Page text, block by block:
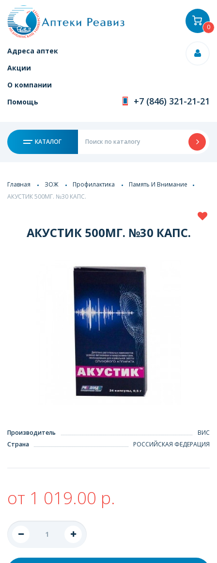
Адреса аптек
Акции
О компании
Помощь
+7 (846) 321-21-21
КАТАЛОГ
0
Главная ЗОЖ Профилактика
Память И Внимание
АКУСТИК 500МГ. №30 КАПС.
АКУСТИК 500МГ. №30 КАПС.
Производитель
ВИС
Страна
РОССИЙСКАЯ ФЕДЕРАЦИЯ
от 1 019.00 р.